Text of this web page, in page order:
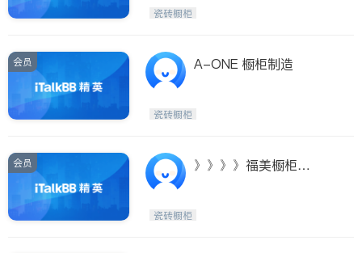
瓷砖橱柜
会员 A-ONE 橱柜制造
瓷砖橱柜
会员
》》》》福美橱柜
瓷砖橱柜